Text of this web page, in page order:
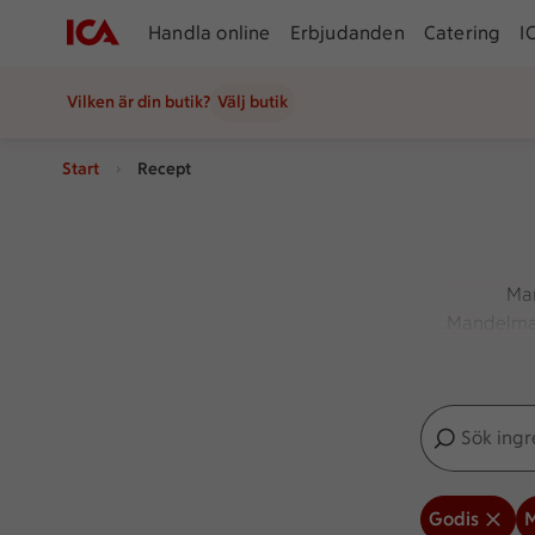
Handla online Erbjudanden Catering
Vilken är din butik? Välj butik
Start Recept
Sök
Inga förslag
Godis